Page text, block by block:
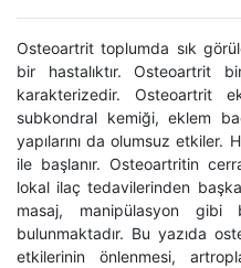
Osteoartrit toplumda sık
bir hastalıktır. Osteoartrit
karakterizedir. Osteoartrit
subkondral kemiği, eklem
yapılarını da olumsuz etkiler.
ile başlanır. Osteoartritin
lokal ilaç tedavilerinden
masaj, manipülasyon gibi
bulunmaktadır. Bu yazıda
etkilerinin önlenmesi,